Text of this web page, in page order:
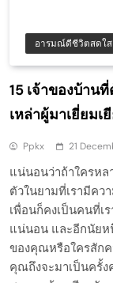
อารมณ์ดีชีวิตสดใส
15 เจ้าของบ้าน
เหล่าผู้มาเยี่ยมเ
Ppkx 21
แน่นอนว่าถ้าใครห
ตัวในยามที่เรามีคว
เพื่อนก็คงเป็นคนที่เ
แน่นอน และอีกนัยห
ของคุณหรือใครสัก
คุณถึงจะมาเป็นครั้